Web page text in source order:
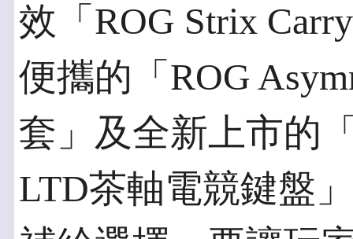
效「ROG Strix
便攜的「ROG
套」及全新上市的
LTD茶軸電競鍵盤